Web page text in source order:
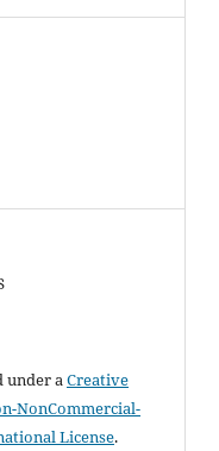
under aCreative
NonCommercial-
License.